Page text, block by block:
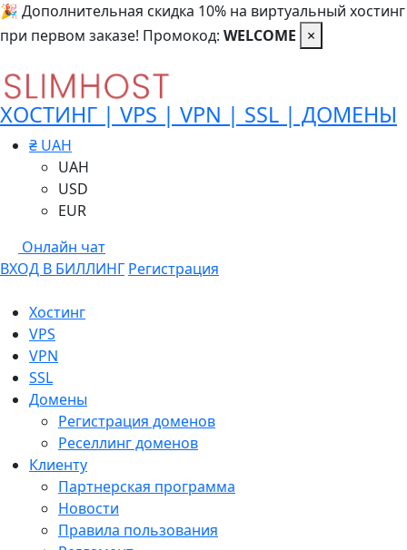
🎉 Дополнительная скидка 10% на виртуальный хостинг
при первом заказе! Промокод: WELCOME ×
ХОСТИНГ | VPS | VPN | SSL | ДОМЕНЫ
₴ UAH
UAH
USD
EUR
Онлайн чат
ВХОД В БИЛЛИНГ Регистрация
Хостинг
VPS
VPN
SSL
Домены
Регистрация доменов
Реселлинг доменов
Клиенту
Партнерская программа
Новости
Правила пользования